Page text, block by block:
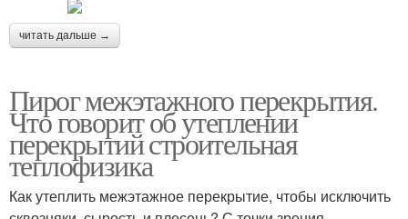
читать дальше →
Пирог межэтажного перекрытия.
Что говорит об утеплении
перекрытий строительная
теплофизика
Как утеплить межэтажное перекрытие, чтобы исключить